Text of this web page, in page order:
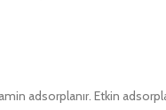
adsorplanır. Etkin